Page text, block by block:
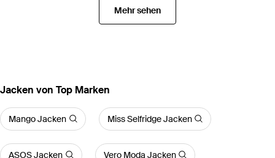
Mehr sehen
Jacken von Top Marken
Mango Jacken Miss Selfridge Jacken
ASOS Jacken Vero Moda Jacken